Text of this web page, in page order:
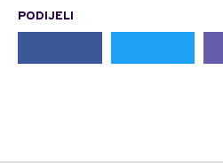
PODIJELI